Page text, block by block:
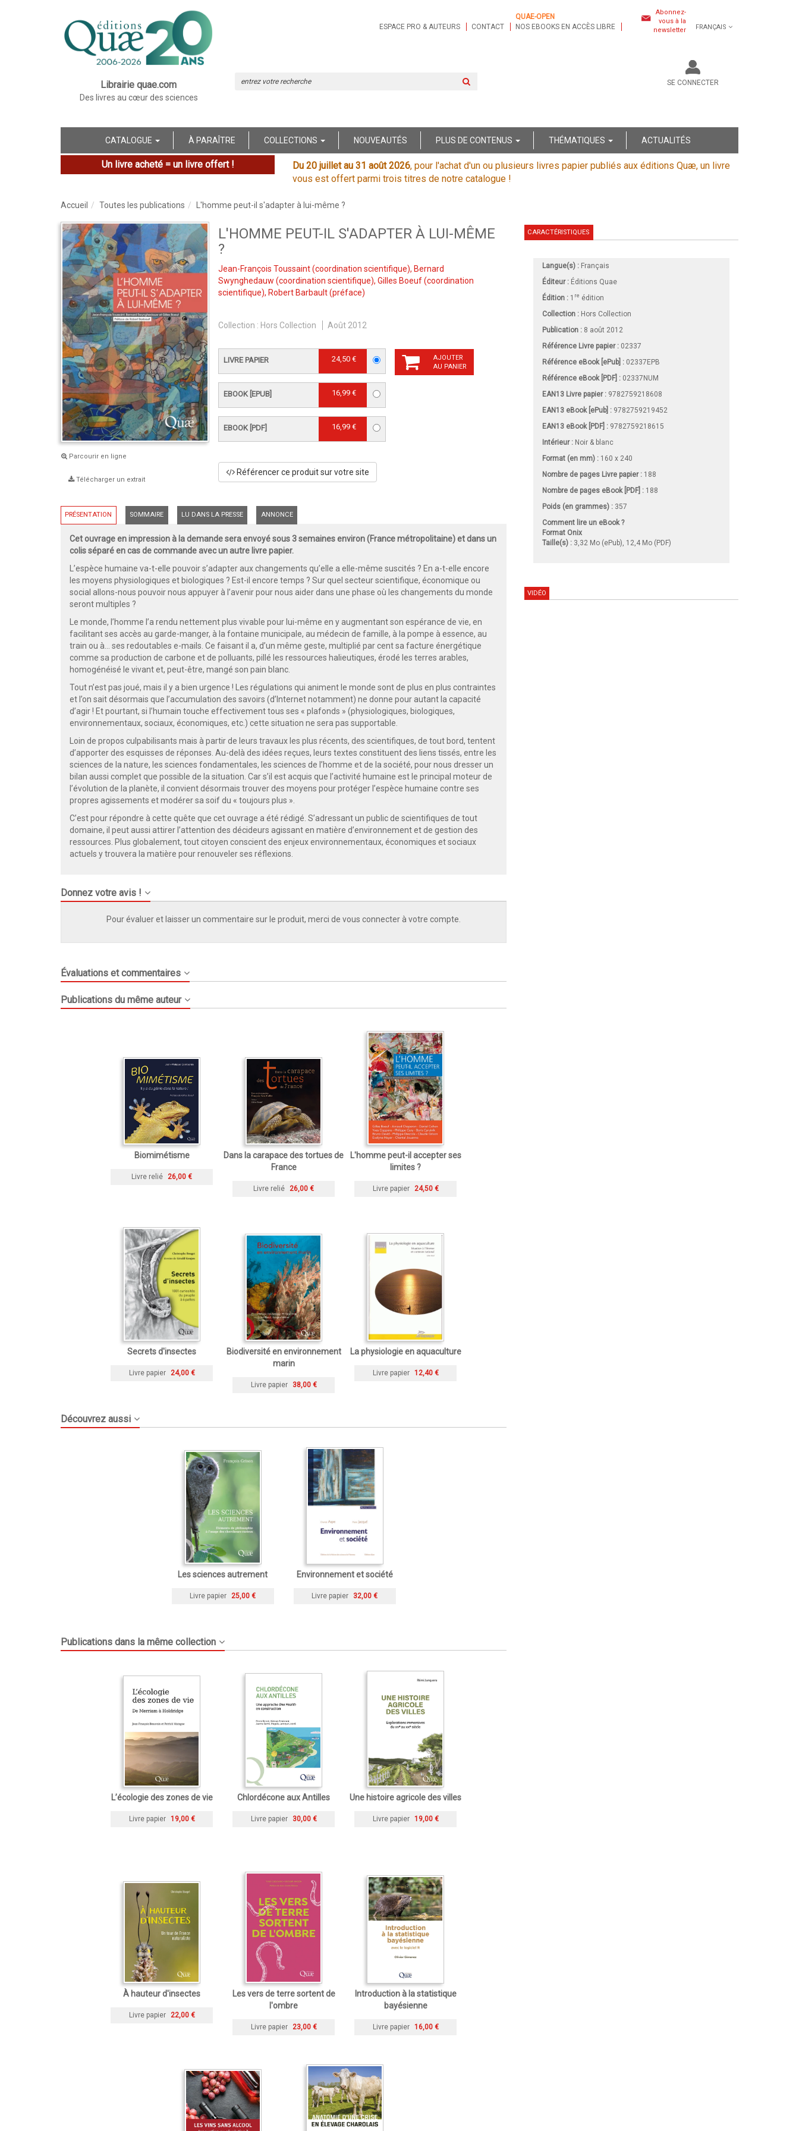
Librairie quae.com
Des livres au cœur des sciences
ESPACE PRO & AUTEURS CONTACT
QUAE-OPEN
NOS EBOOKS EN ACCÈS LIBRE
Abonnez-
vous à la
newsletter
FRANÇAIS
SE CONNECTER
CATALOGUE À PARAÎTRE COLLECTIONS NOUVEAUTÉS PLUS DE CONTENUS THÉMATIQUES ACTUALITÉS
Un livre acheté = un livre offert ! Du 20 juillet au 31 août 2026, pour l'achat d'un ou plusieurs livres papier publiés aux éditions Quæ, un livre
vous est offert parmi trois titres de notre catalogue !
Accueil Toutes les publications L'homme peut-il s'adapter à lui-même ?
Parcourir en ligne
Télécharger un extrait
L'HOMME PEUT-IL S'ADAPTER À LUI-MÊME
?
Jean-François Toussaint(coordination scientifique), Bernard
Swynghedauw (coordination scientifique), Gilles Boeuf(coordination
scientifique), Robert Barbault(préface)
Collection : Hors Collection Août 2012
LIVRE PAPIER 24,50 €
EBOOK [EPUB] 16,99 €
EBOOK [PDF] 16,99 €
AJOUTER
AU PANIER
Référencer ce produit sur votre site
PRÉSENTATION SOMMAIRE LU DANS LA PRESSE ANNONCE
Cet ouvrage en impression à la demande sera envoyé sous 3 semaines environ (France métropolitaine) et dans un
colis séparé en cas de commande avec un autre livre papier.
L’espèce humaine va-t-elle pouvoir s’adapter aux changements qu’elle a elle-même suscités ? En a-t-elle encore
les moyens physiologiques et biologiques ? Est-il encore temps ? Sur quel secteur scientifique, économique ou
social allons-nous pouvoir nous appuyer à l’avenir pour nous aider dans une phase où les changements du monde
seront multiples ?
Le monde, l’homme l’a rendu nettement plus vivable pour lui-même en y augmentant son espérance de vie, en
facilitant ses accès au garde-manger, à la fontaine municipale, au médecin de famille, à la pompe à essence, au
train ou à… ses redoutables e-mails. Ce faisant il a, d’un même geste, multiplié par cent sa facture énergétique
comme sa production de carbone et de polluants, pillé les ressources halieutiques, érodé les terres arables,
homogénéisé le vivant et, peut-être, mangé son pain blanc.
Tout n’est pas joué, mais il y a bien urgence ! Les régulations qui animent le monde sont de plus en plus contraintes
et l’on sait désormais que l’accumulation des savoirs (d’Internet notamment) ne donne pour autant la capacité
d’agir ! Et pourtant, si l’humain touche effectivement tous ses « plafonds » (physiologiques, biologiques,
environnementaux, sociaux, économiques, etc.) cette situation ne sera pas supportable.
Loin de propos culpabilisants mais à partir de leurs travaux les plus récents, des scientifiques, de tout bord, tentent
d’apporter des esquisses de réponses. Au-delà des idées reçues, leurs textes constituent des liens tissés, entre les
sciences de la nature, les sciences fondamentales, les sciences de l’homme et de la société, pour nous dresser un
bilan aussi complet que possible de la situation. Car s’il est acquis que l’activité humaine est le principal moteur de
l’évolution de la planète, il convient désormais trouver des moyens pour protéger l’espèce humaine contre ses
propres agissements et modérer sa soif du « toujours plus ».
C’est pour répondre à cette quête que cet ouvrage a été rédigé. S’adressant un public de scientifiques de tout
domaine, il peut aussi attirer l’attention des décideurs agissant en matière d’environnement et de gestion des
ressources. Plus globalement, tout citoyen conscient des enjeux environnementaux, économiques et sociaux
actuels y trouvera la matière pour renouveler ses réflexions.
Donnez votre avis !
Pour évaluer et laisser un commentaire sur le produit, merci de vous connecter à votre compte.
Évaluations et commentaires
Publications du même auteur
Biomimétisme
Livre relié 26,00 €
Dans la carapace des tortues de
France
Livre relié 26,00 €
L'homme peut-il accepter ses
limites ?
Livre papier 24,50 €
Secrets d'insectes
Livre papier 24,00 €
Biodiversité en environnement
marin
Livre papier 38,00 €
La physiologie en aquaculture
Livre papier 12,40 €
Découvrez aussi
Les sciences autrement
Livre papier 25,00 €
Environnement et société
Livre papier 32,00 €
Publications dans la même collection
L’écologie des zones de vie
Livre papier 19,00 €
Chlordécone aux Antilles
Livre papier 30,00 €
Une histoire agricole des villes
Livre papier 19,00 €
À hauteur d'insectes
Livre papier 22,00 €
Les vers de terre sortent de
l'ombre
Livre papier 23,00 €
Introduction à la statistique
bayésienne
Livre papier 16,00 €
CARACTÉRISTIQUES
Langue(s) : Français
Éditeur : Éditions Quae
Édition : 1 re édition
Collection : Hors Collection
Publication : 8 août 2012
Référence Livre papier : 02337
Référence eBook [ePub] : 02337EPB
Référence eBook [PDF] : 02337NUM
EAN13 Livre papier : 9782759218608
EAN13 eBook [ePub] : 9782759219452
EAN13 eBook [PDF] : 9782759218615
Intérieur : Noir & blanc
Format (en mm) : 160 x 240
Nombre de pages Livre papier: 188
Nombre de pages eBook [PDF] : 188
Poids (en grammes) : 357
Comment lire un eBook ?
Format Onix
Taille(s) : 3,32 Mo (ePub), 12,4 Mo (PDF)
VIDÉO